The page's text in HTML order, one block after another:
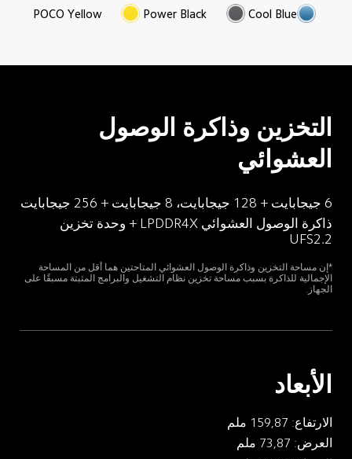
Cool Blue
Power Black
POCO Yellow
التخزين وذاكرة الوصول
العشوائي
6 جيجابايت + 128 جيجابايت، 8 جيجابايت + 256 جيجابايت
ذاكرة الوصول العشوائي LPDDR4X + وحدة تخزين
UFS2.2
*إن مساحة التخزين وذاكرة الوصول العشوائي المتاحتين هما أقل من المساحة
الإجمالية للذاكرة بسبب مساحة تخزين نظام التشغيل والبرامج المثبتة مسبقًا على
الجهاز.
الأبعاد
الارتفاع: 159,87 ملم
العرض: 73,87 ملم